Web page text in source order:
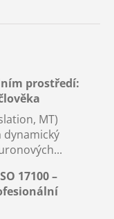
prostředí:
MT)
dynamický
17100 –